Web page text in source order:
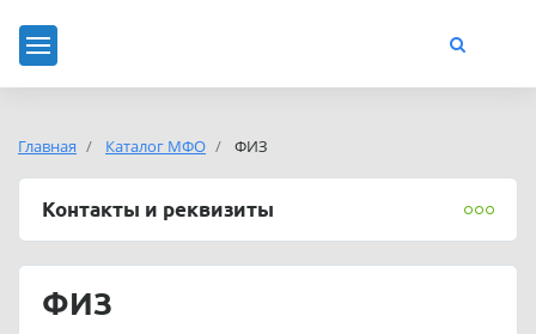
Главная Каталог МФО ФИЗ
Контакты и реквизиты
ФИЗ